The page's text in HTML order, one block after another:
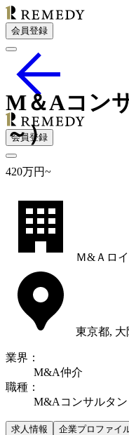
会員登録
会員登録
M＆Aコン
～）
420万円~
Ｍ&Ａロ
東京都, 大
業界 ：
M&A仲介
職種 ：
M&Aコンサルタン
求人情報 企業プロファイ